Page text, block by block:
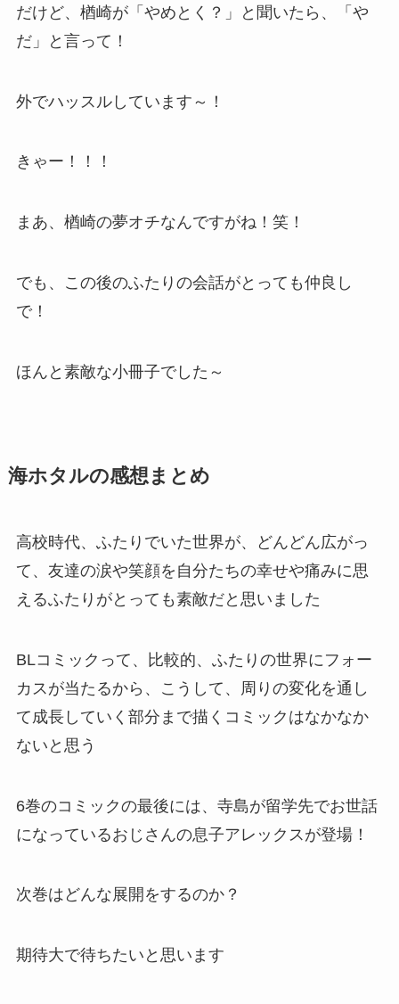
だけど、楢崎が「やめとく？」と聞いたら、「や
だ」と言って！
外でハッスルしています～！
きゃー！！！
まあ、楢崎の夢オチなんですがね！笑！
でも、この後のふたりの会話がとっても仲良し
で！
ほんと素敵な小冊子でした～
海ホタルの感想まとめ
高校時代、ふたりでいた世界が、どんどん広がっ
て、友達の涙や笑顔を自分たちの幸せや痛みに思
えるふたりがとっても素敵だと思いました
BLコミックって、比較的、ふたりの世界にフォー
カスが当たるから、こうして、周りの変化を通し
て成長していく部分まで描くコミックはなかなか
ないと思う
6巻のコミックの最後には、寺島が留学先でお世話
になっているおじさんの息子アレックスが登場！
次巻はどんな展開をするのか？
期待大で待ちたいと思います